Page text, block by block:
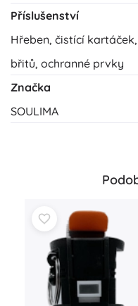
Příslušenství
Hřeben, čistící
břitů, ochranné prvky
Značka
SOULIMA